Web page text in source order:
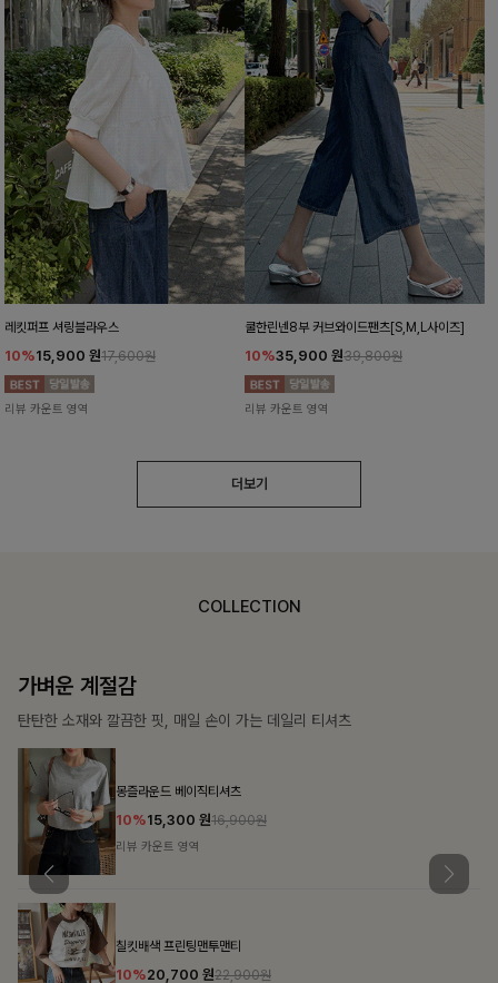
레킷퍼프 셔링블라우스
10%15,900 원17,600원
리뷰 카운트 영역
쿨한린넨8부 커브와이드팬츠[S,M,L사이즈]
10%35,900 원39,800원
리뷰 카운트 영역
더보기
COLLECTION
가장 쉬운 코디
특별한 날부터 일상까지 함께하는 룩